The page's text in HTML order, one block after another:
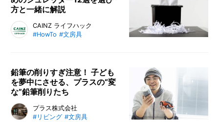
道具、はさみとのりの使い分けポイ
ント、子供にやさしい工作道具につ
いてレビューします。
方と一緒に解説
おすすめのシュレッダーを厳選して
ご紹介！ 家庭用の静音・省スペー
ざまな種類のシュレッダーをセレク
ト。選び方も合わせて解説していま
す。
CAINZ ライフハック
#HowTo #文房具
鉛筆の削りすぎ注意！ 子ども
を夢中にさせる、プラスの“変
な”鉛筆削りたち
クルマに鉛筆を挿して走らせて削る
鉛筆削りと、機能的な全自動鉛筆削
プラス株式会社
#リビング #文房具